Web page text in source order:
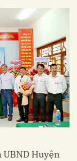
Huyện